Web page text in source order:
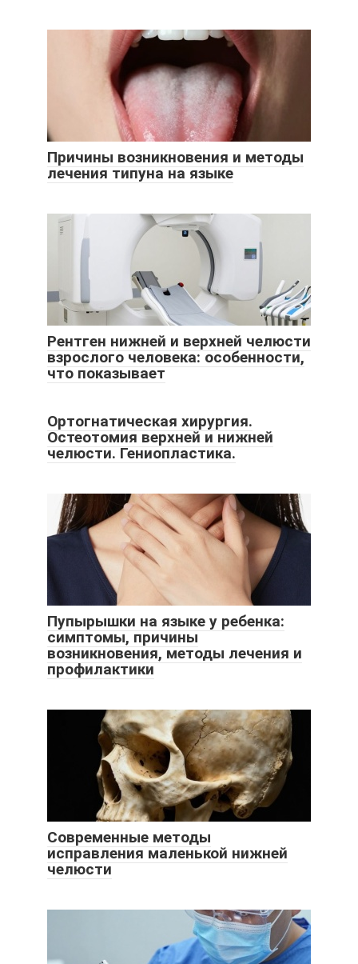
Причины возникновения и методы
лечения типуна на языке
Рентген нижней и верхней челюсти
взрослого человека: особенности,
что показывает
Ортогнатическая хирургия.
Остеотомия верхней и нижней
челюсти. Гениопластика.
Пупырышки на языке у ребенка:
симптомы, причины
возникновения, методы лечения и
профилактики
Современные методы
исправления маленькой нижней
челюсти